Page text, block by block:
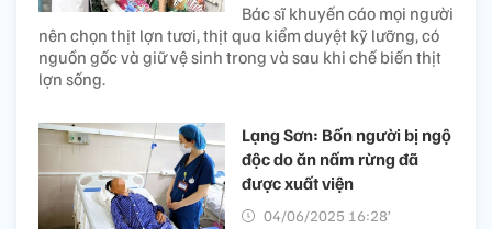
Bác sĩ khuyến cáo mọi người
nên chọn thịt lợn tươi, thịt qua kiểm duyệt kỹ lưỡng, có
nguồn gốc và giữ vệ sinh trong và sau khi chế biến thịt
lợn sống.
Lạng Sơn: Bốn người bị ngộ
độc do ăn nấm rừng đã
được xuất viện
04/06/2025 16:28’